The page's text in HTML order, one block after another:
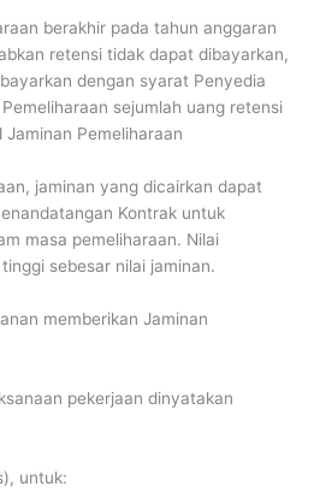
berakhir pada tahun anggaran
retensi tidak dapat dibayarkan,
dengan syarat Penyedia
sejumlah uang retensi
Pemeliharaan
jaminan yang dicairkan dapat
Kontrak untuk
masa pemeliharaan. Nilai
sebesar nilai jaminan.
memberikan Jaminan
pekerjaan dinyatakan
untuk: